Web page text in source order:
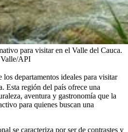
para visitar en el Valle del Cauca.
API
los departamentos ideales para visitar
Esta región del país ofrece una
aventura y gastronomía que la
para quienes buscan una
se caracteriza por ser de contrastes y